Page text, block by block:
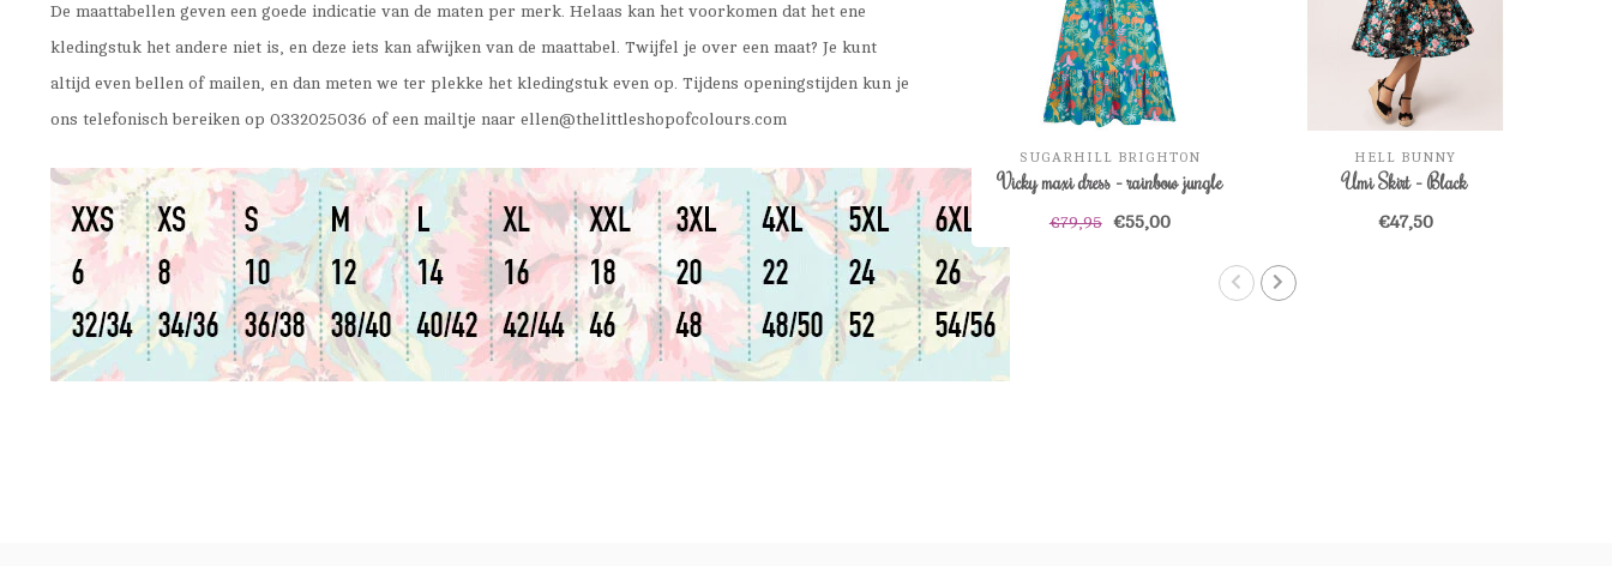
De maattabellen geven een goede indicatie van de maten per merk. Helaas kan het voorkomen dat het ene
kledingstuk het andere niet is, en deze iets kan afwijken van de maattabel. Twijfel je over een maat? Je kunt
altijd even bellen of mailen, en dan meten we ter plekke het kledingstuk even op. Tijdens openingstijden kun je
ons telefonisch bereiken op 0332025036 of een mailtje naar ellen@thelittleshopofcolours.com
SUGARHILL BRIGHTON
Vicky maxi dress - rainbow jungle
€79,95 €55,00
HELL BUNNY
Umi Skirt - Black
€47,50